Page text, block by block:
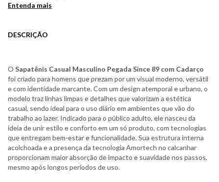
Entenda mais
DESCRIÇÃO
O Sapatênis Casual Masculino Pegada Since 89 com Cadarço
foi criado para homens que prezam por um visual moderno, versátil
e com identidade marcante. Com um design atemporal e urbano, o
modelo traz linhas limpas e detalhes que valorizam a estética
casual, sendo ideal para o uso diário em ambientes que vão do
trabalho ao lazer. Indicado para o público adulto, ele nasceu da
ideia de unir estilo e conforto em um só produto, com tecnologias
que entregam bem-estar e funcionalidade. Sua estrutura interna
acolchoada e a presença da tecnologia Amortech no calcanhar
proporcionam maior absorção de impacto e suavidade nos passos,
mesmo após longos períodos de uso.